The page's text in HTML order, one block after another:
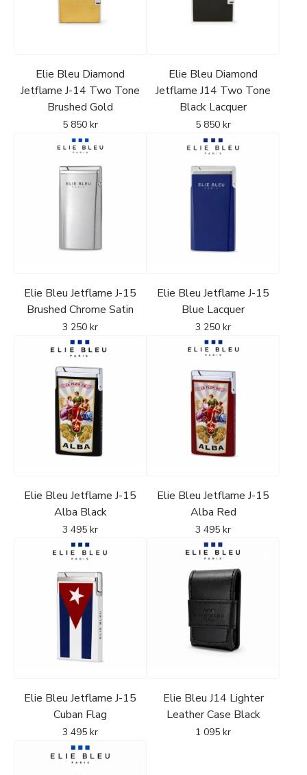
Elie Bleu Diamond
Jetflame J-14 Two Tone
Brushed Gold
5 850 kr
Elie Bleu Diamond
Jetflame J14 Two Tone
Black Lacquer
5 850 kr
Elie Bleu Jetflame J-15
Brushed Chrome Satin
3 250 kr
Elie Bleu Jetflame J-15
Blue Lacquer
3 250 kr
Elie Bleu Jetflame J-15
Alba Black
3 495 kr
Elie Bleu Jetflame J-15
Alba Red
3 495 kr
Elie Bleu Jetflame J-15
Cuban Flag
3 495 kr
Elie Bleu J14 Lighter
Leather Case Black
1 095 kr